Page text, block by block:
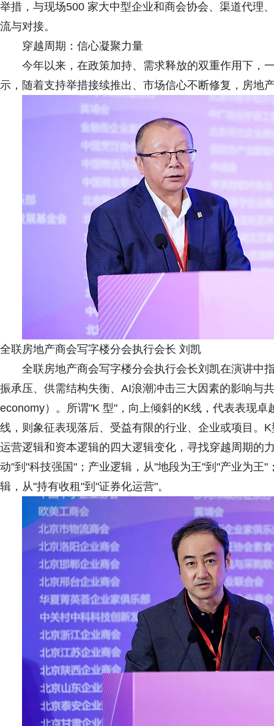
举措，与现场500 家大中型企业和商会协会、渠道代理
流与对接。
穿越周期：信心凝聚力量
今年以来，在政策加持、需求释放的双重作用下，
示，随着支持举措接续推出、市场信心不断修复，房地
全联房地产商会写字楼分会执行会长 刘凯
全联房地产商会写字楼分会执行会长刘凯在演讲中
振承压、供需结构失衡、AI浪潮冲击三大因素的影响与
economy）。所谓"K 型"，向上倾斜的K线，代表表现
线，则象征表现落后、受益有限的行业、企业或项目。
运营逻辑和资本逻辑的四大逻辑变化，寻找穿越周期的
动"到"科技强国"；产业逻辑，从"地段为王"到"产业为王
辑，从"持有收租"到"证券化运营"。